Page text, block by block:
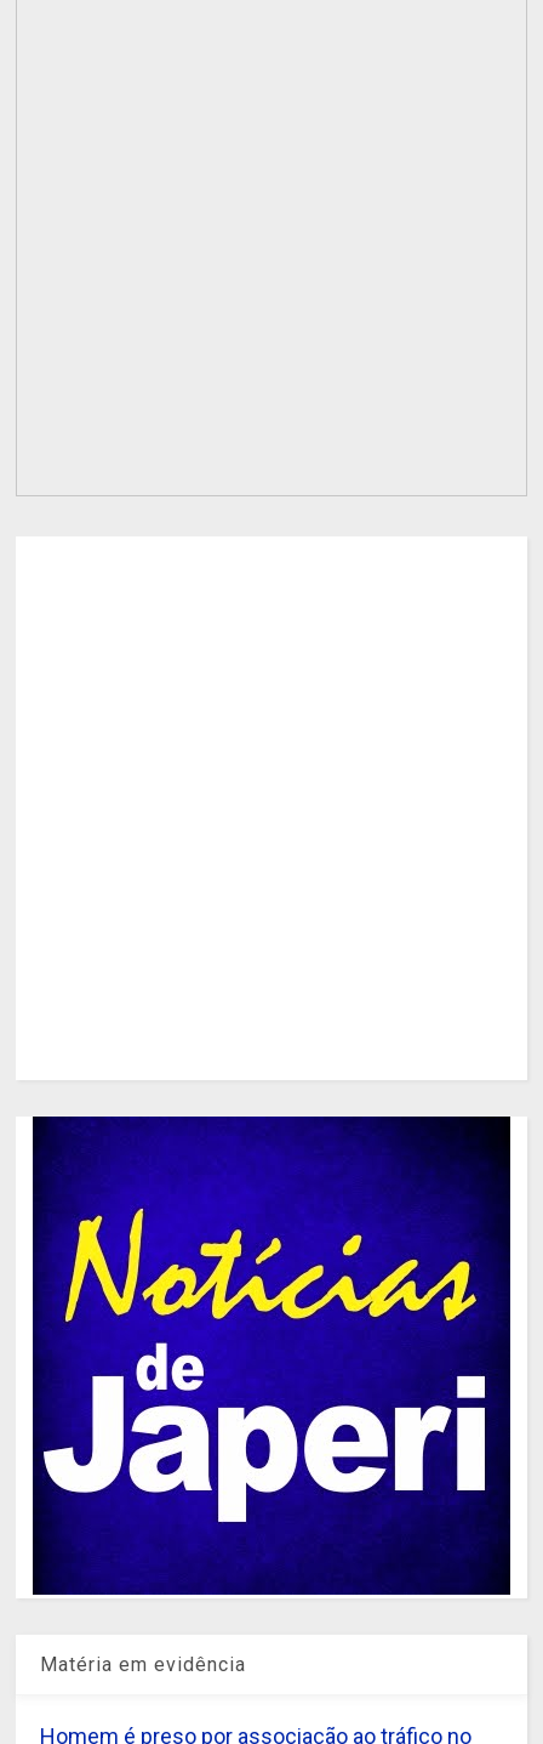
Matéria em evidência
Homem é preso por associação ao tráfico no